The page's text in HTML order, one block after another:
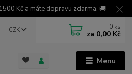
Kč a máte dopravu zdarma. 🚚
Menu
CZK 0 ks
za 0,00 Kč